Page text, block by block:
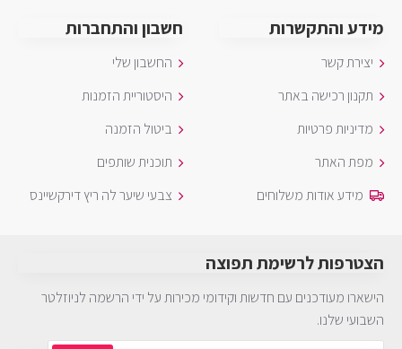
מידע והתקשרות
יצירת קשר
תקנון רכישה באתר
מדיניות פרטיות
מפת האתר
מידע אודות משלוחים
חשבון והתחברות
החשבון שלי
היסטוריית הזמנות
ביטול הזמנה
תוכנית שותפים
צבעי שיער לה ריץ דירקשיינס
הצטרפות לרשימת תפוצה
הישארו מעודכנים עם חדשות וקידומי מכירות על ידי הרשמה לניוזלטר
השבועי שלנו.